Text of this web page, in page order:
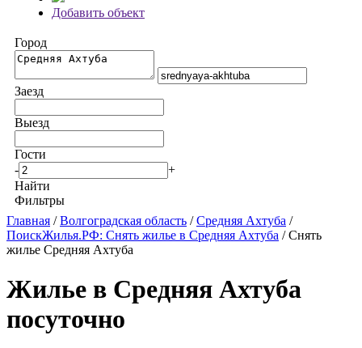
Добавить объект
Город
Заезд
Выезд
Гости
-
+
Найти
Фильтры
Главная /Волгоградская область /Средняя Ахтуба /
ПоискЖилья.РФ: Снять жилье в Средняя Ахтуба / Снять
жилье Средняя Ахтуба
Жилье в Средняя Ахтуба
посуточно